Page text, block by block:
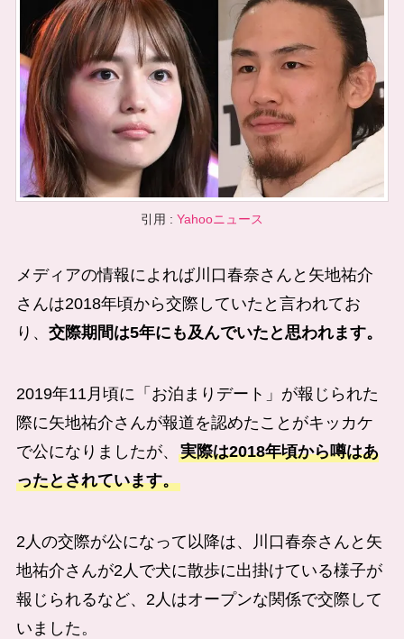
引用 : Yahooニュース
メディアの情報によれば川口春奈さんと 矢地祐介
さんは2018年頃から交際していたと言われてお
り、 交際期間は5年にも及んでいたと思われます。
2019年11月頃に「お泊まりデート」が報じられた
際に矢地祐介さんが報道を認めたことがキッカケ
で公になりましたが、 実際は2018年頃から噂はあ
ったとされています。
2人の交際が公になって以降は、川口春奈さんと 矢
地祐介さんが2人で犬に散歩に出掛けている様子が
報じられるなど、2人はオープンな関係で交際して
いました。